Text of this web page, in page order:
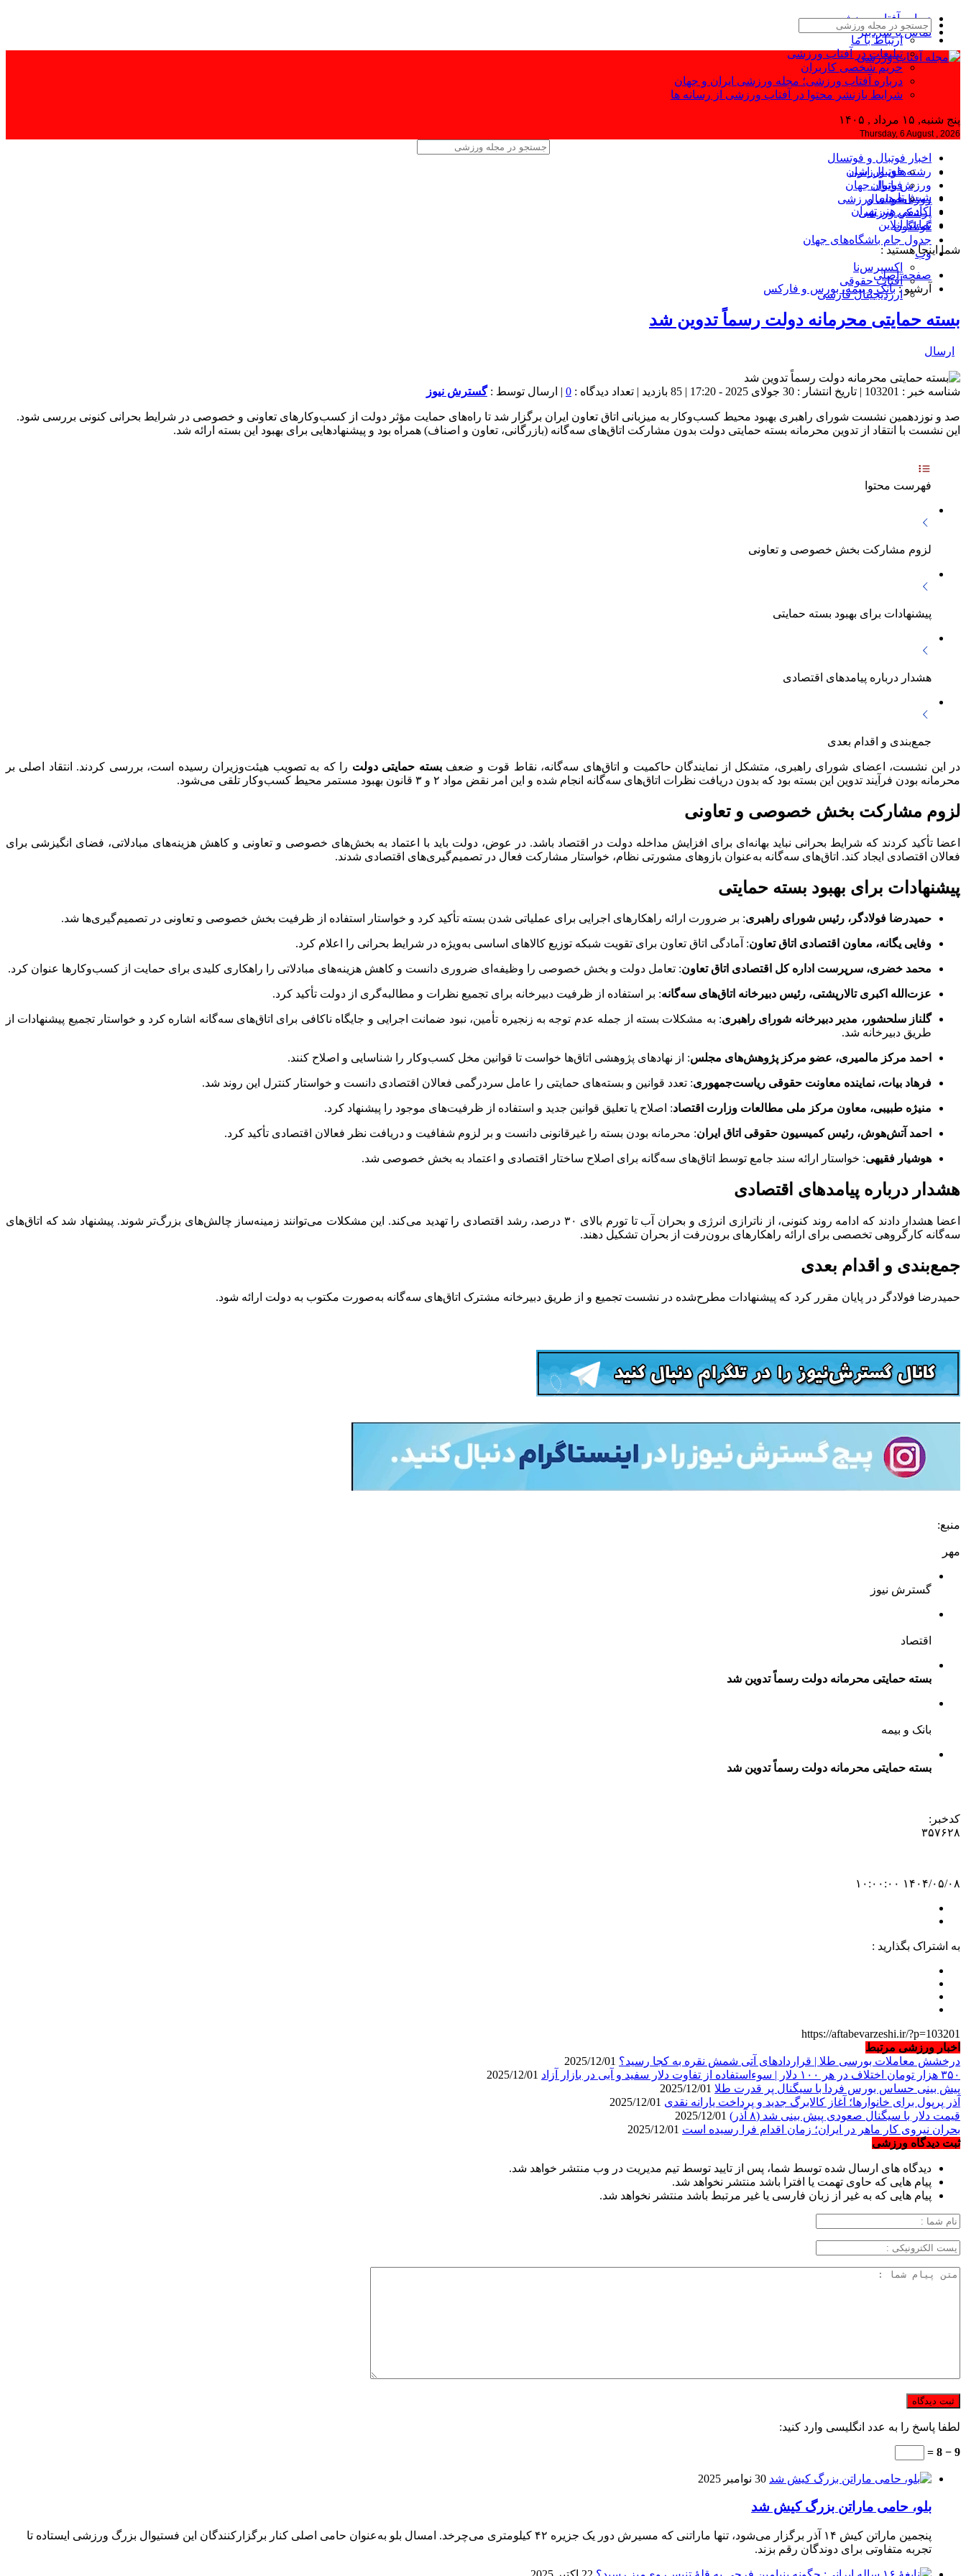
درباره آفتاب ورزشی
تماس با سردبیر
ارتباط با ما
تبلیغات در آفتاب ورزشی
حریم شخصی کاربران
درباره آفتاب ورزشی؛ مجله ورزشی ایران و جهان
شرایط بازنشر محتوا در آفتاب ورزشی از رسانه ها
پنج شنبه, ۱۵ مرداد , ۱۴۰۵
Thursday, 6 August , 2026
اخبار فوتبال و فوتسال
فوتبال ایران
فوتبال جهان
فوتسال
رشته‌های ورزشی
ورزش بانوان
روزنامه‌های ورزشی
پزشکی ورزشی
گوناگون
جدول جام باشگاه‌های جهان
وب
اکسپرس‌نا
آفتاب حقوقی
ارزدیجیتال فارسی
شیش‌تا
آکادمی هنر تهران
تماشا آنلاین
شما اینجا هستید :
صفحه اصلی
آرشیو :بانک و بیمه، بورس و فارکس
بسته حمایتی محرمانه دولت رسماً تدوین شد
ارسال
شناسه خبر : 103201 | تاریخ انتشار : 30 جولای 2025 - 17:20 | 85 بازدید | تعداد دیدگاه : 0 | ارسال توسط :گسترش نیوز
صد و نوزدهمین نشست شورای راهبری بهبود محیط کسب‌وکار به میزبانی اتاق تعاون ایران برگزار شد تا راه‌های حمایت مؤثر دولت از کسب‌وکارهای تعاونی و خصوصی در شرایط بحرانی کنونی بررسی شود.
این نشست با انتقاد از تدوین محرمانه بسته حمایتی دولت بدون مشارکت اتاق‌های سه‌گانه (بازرگانی، تعاون و اصناف) همراه بود و پیشنهادهایی برای بهبود این بسته ارائه شد.
فهرست محتوا
لزوم مشارکت بخش خصوصی و تعاونی
پیشنهادات برای بهبود بسته حمایتی
هشدار درباره پیامدهای اقتصادی
جمع‌بندی و اقدام بعدی
در این نشست، اعضای شورای راهبری، متشکل از نمایندگان حاکمیت و اتاق‌های سه‌گانه، نقاط قوت و ضعفبسته حمایتی دولت را که به تصویب هیئت‌وزیران رسیده است، بررسی کردند. انتقاد اصلی بر
محرمانه بودن فرآیند تدوین این بسته بود که بدون دریافت نظرات اتاق‌های سه‌گانه انجام شده و این امر نقض مواد ۲ و ۳ قانون بهبود مستمر محیط کسب‌وکار تلقی می‌شود.
لزوم مشارکت بخش خصوصی و تعاونی
اعضا تأکید کردند که شرایط بحرانی نباید بهانه‌ای برای افزایش مداخله دولت در اقتصاد باشد. در عوض، دولت باید با اعتماد به بخش‌های خصوصی و تعاونی و کاهش هزینه‌های مبادلاتی، فضای انگیزشی برای
فعالان اقتصادی ایجاد کند. اتاق‌های سه‌گانه به‌عنوان بازوهای مشورتی نظام، خواستار مشارکت فعال در تصمیم‌گیری‌های اقتصادی شدند.
پیشنهادات برای بهبود بسته حمایتی
حمیدرضا فولادگر، رئیس شورای راهبری: بر ضرورت ارائه راهکارهای اجرایی برای عملیاتی شدن بسته تأکید کرد و خواستار استفاده از ظرفیت بخش خصوصی و تعاونی در تصمیم‌گیری‌ها شد.
وفایی یگانه، معاون اقتصادی اتاق تعاون: آمادگی اتاق تعاون برای تقویت شبکه توزیع کالاهای اساسی به‌ویژه در شرایط بحرانی را اعلام کرد.
محمد خضری، سرپرست اداره کل اقتصادی اتاق تعاون: تعامل دولت و بخش خصوصی را وظیفه‌ای ضروری دانست و کاهش هزینه‌های مبادلاتی را راهکاری کلیدی برای حمایت از کسب‌وکارها عنوان کرد.
عزت‌الله اکبری تالارپشتی، رئیس دبیرخانه اتاق‌های سه‌گانه: بر استفاده از ظرفیت دبیرخانه برای تجمیع نظرات و مطالبه‌گری از دولت تأکید کرد.
گلناز سلحشور، مدیر دبیرخانه شورای راهبری: به مشکلات بسته از جمله عدم توجه به زنجیره تأمین، نبود ضمانت اجرایی و جایگاه ناکافی برای اتاق‌های سه‌گانه اشاره کرد و خواستار تجمیع پیشنهادات از
طریق دبیرخانه شد.
احمد مرکز مالمیری، عضو مرکز پژوهش‌های مجلس: از نهادهای پژوهشی اتاق‌ها خواست تا قوانین مخل کسب‌وکار را شناسایی و اصلاح کنند.
فرهاد بیات، نماینده معاونت حقوقی ریاست‌جمهوری: تعدد قوانین و بسته‌های حمایتی را عامل سردرگمی فعالان اقتصادی دانست و خواستار کنترل این روند شد.
منیژه طبیبی، معاون مرکز ملی مطالعات وزارت اقتصاد: اصلاح یا تعلیق قوانین جدید و استفاده از ظرفیت‌های موجود را پیشنهاد کرد.
احمد آتش‌هوش، رئیس کمیسیون حقوقی اتاق ایران: محرمانه بودن بسته را غیرقانونی دانست و بر لزوم شفافیت و دریافت نظر فعالان اقتصادی تأکید کرد.
هوشیار فقیهی: خواستار ارائه سند جامع توسط اتاق‌های سه‌گانه برای اصلاح ساختار اقتصادی و اعتماد به بخش خصوصی شد.
هشدار درباره پیامدهای اقتصادی
اعضا هشدار دادند که ادامه روند کنونی، از ناترازی انرژی و بحران آب تا تورم بالای ۳۰ درصد، رشد اقتصادی را تهدید می‌کند. این مشکلات می‌توانند زمینه‌ساز چالش‌های بزرگ‌تر شوند. پیشنهاد شد که اتاق‌های
سه‌گانه کارگروهی تخصصی برای ارائه راهکارهای برون‌رفت از بحران تشکیل دهند.
جمع‌بندی و اقدام بعدی
حمیدرضا فولادگر در پایان مقرر کرد که پیشنهادات مطرح‌شده در نشست تجمیع و از طریق دبیرخانه مشترک اتاق‌های سه‌گانه به‌صورت مکتوب به دولت ارائه شود.
منبع:
مهر
گسترش نیوز
اقتصاد
بسته حمایتی محرمانه دولت رسماً تدوین شد
بانک و بیمه
بسته حمایتی محرمانه دولت رسماً تدوین شد
کدخبر:
۳۵۷۶۲۸
۱۴۰۴/۰۵/۰۸ ۱۰:۰۰:۰۰
به اشتراک بگذارید :
https://aftabevarzeshi.ir/?p=103201
اخبار ورزشی مرتبط
درخشش معاملات بورسی طلا | قراردادهای آتی شمش نقره به کجا رسید؟
۳۵۰ هزار تومان اختلاف در هر ۱۰۰ دلار | سوءاستفاده از تفاوت دلار سفید و آبی در بازار آزاد
پیش بینی حساس بورس فردا با سیگنال پر قدرت طلا
آذر پرپول برای خانوارها؛ آغاز کالابرگ جدید و پرداخت یارانه نقدی
قیمت دلار با سیگنال صعودی پیش بینی شد (۸ آذر)
بحران نیروی کار ماهر در ایران؛ زمان اقدام فرا رسیده است
ثبت دیدگاه ورزشی
دیدگاه های ارسال شده توسط شما، پس از تایید توسط تیم مدیریت در وب منتشر خواهد شد.
پیام هایی که حاوی تهمت یا افترا باشد منتشر نخواهد شد.
پیام هایی که به غیر از زبان فارسی یا غیر مرتبط باشد منتشر نخواهد شد.
لطفا پاسخ را به عدد انگلیسی وارد کنید:
9 − 8 =
30 نوامبر 2025
بلو، حامی ماراتن بزرگ کیش شد
پنجمین ماراتن کیش ۱۴ آذر برگزار می‌شود، تنها ماراتنی که مسیرش دور یک جزیره ۴۲ کیلومتری می‌چرخد. امسال بلو به‌عنوان حامی اصلی کنار برگزارکنندگان این فستیوال بزرگ ورزشی ایستاده تا
تجربه متفاوتی برای دوندگان رقم بزند.